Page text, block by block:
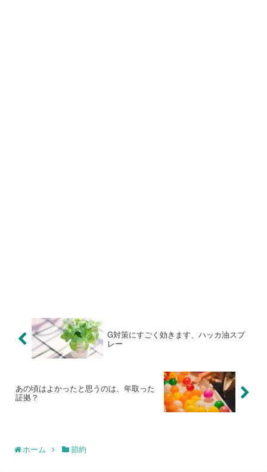
G対策にすごく効きます、ハッカ油スプ
レー
あの頃はよかったと思うのは、年取った
証拠？
ホーム 節約